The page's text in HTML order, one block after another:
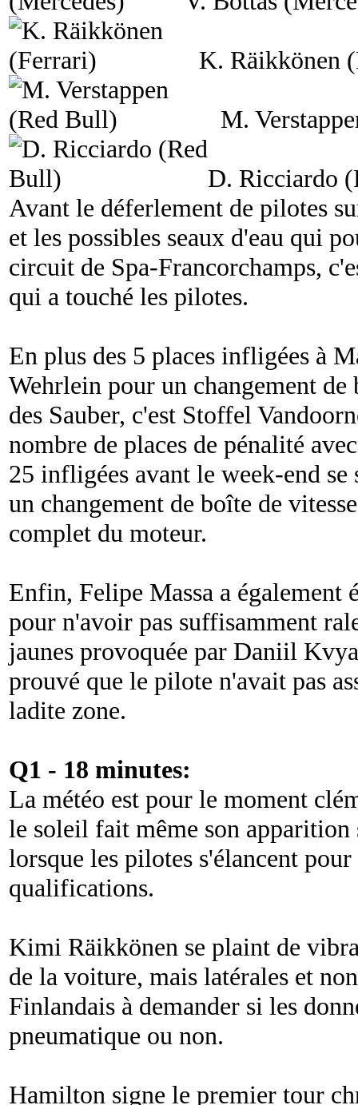
K. Räikkönen
M.
D. Ricciardo
Avant le déferlement de pilotes
et les possibles seaux d'eau qui
circuit de Spa-Francorchamps,
qui a touché les pilotes.
En plus des 5 places infligées à
Wehrlein pour un changement de
des Sauber, c'est Stoffel
nombre de places de pénalité
25 infligées avant le week-end se
un changement de boîte de
complet du moteur.
Enfin, Felipe Massa a également
pour n'avoir pas suffisamment
jaunes provoquée par Daniil
prouvé que le pilote n'avait pas
ladite zone.
Q1 - 18 minutes:
La météo est pour le moment
le soleil fait même son apparition
lorsque les pilotes s'élancent
qualifications.
Kimi Räikkönen se plaint de
de la voiture, mais latérales et
Finlandais à demander si les
pneumatique ou non.
Hamilton signe le premier tour